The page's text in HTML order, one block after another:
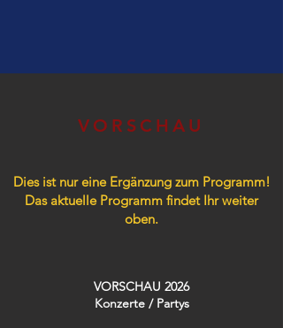
VORSCHAU
Dies ist nur eine Ergänzung zum Programm!
Das aktuelle Programm findet Ihr weiter
oben.
VORSCHAU 2026
Konzerte / Partys​